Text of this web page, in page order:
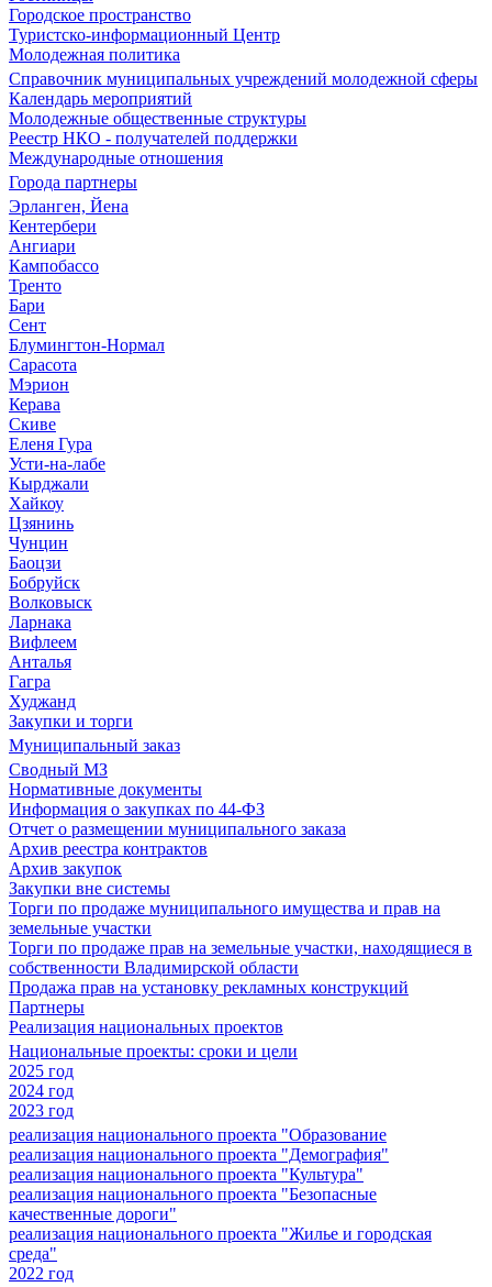
Городское пространство
Туристско-информационный Центр
Молодежная политика
Справочник муниципальных учреждений молодежной сферы
Календарь мероприятий
Молодежные общественные структуры
Реестр НКО - получателей поддержки
Международные отношения
Города партнеры
Эрланген, Йена
Кентербери
Ангиари
Кампобассо
Тренто
Бари
Сент
Блумингтон-Нормал
Сарасота
Мэрион
Керава
Скиве
Еленя Гура
Усти-на-лабе
Кырджали
Хайкоу
Цзянинь
Чунцин
Баоцзи
Бобруйск
Волковыск
Ларнака
Вифлеем
Анталья
Гагра
Худжанд
Закупки и торги
Муниципальный заказ
Сводный МЗ
Нормативные документы
Информация о закупках по 44-ФЗ
Отчет о размещении муниципального заказа
Архив реестра контрактов
Архив закупок
Закупки вне системы
Торги по продаже муниципального имущества и прав на
земельные участки
Торги по продаже прав на земельные участки, находящиеся в
собственности Владимирской области
Продажа прав на установку рекламных конструкций
Партнеры
Реализация национальных проектов
Национальные проекты: сроки и цели
2025 год
2024 год
2023 год
реализация национального проекта "Образование
реализация национального проекта "Демография"
реализация национального проекта "Культура"
реализация национального проекта "Безопасные
качественные дороги"
реализация национального проекта "Жилье и городская
среда"
2022 год